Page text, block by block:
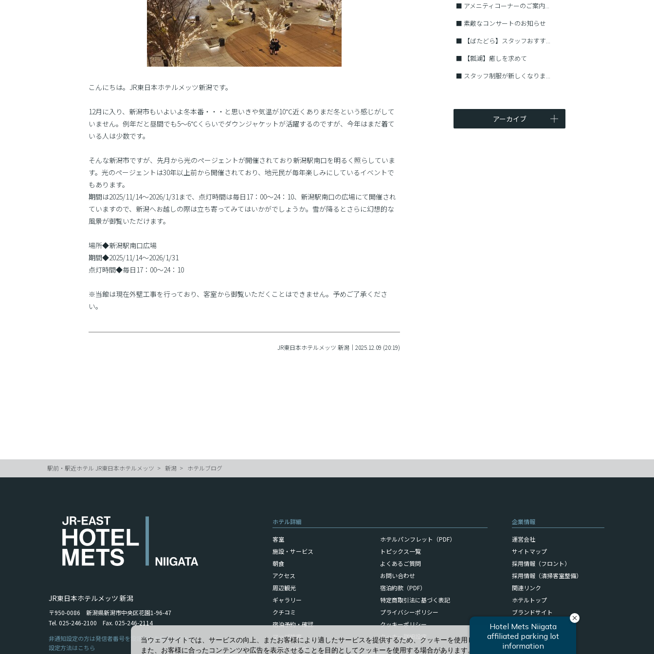
こんにちは。JR東日本ホテルメッツ新潟です。
12月に入り、新潟市もいよいよ冬本番・・・と思いきや気温が10℃近くありまだ冬という感じがして
いません。例年だと昼間でも5〜6℃くらいでダウンジャケットが活躍するのですが、今年はまだ着て
いる人は少数です。
そんな新潟市ですが、先月から光のページェントが開催されており新潟駅南口を明るく照らしていま
す。光のページェントは30年以上前から開催されており、地元民が毎年楽しみにしているイベントで
もあります。
期間は2025/11/14〜2026/1/31まで、点灯時間は毎日17：00〜24：10、新潟駅南口の広場にて開催され
ていますので、新潟へお越しの際は立ち寄ってみてはいかがでしょうか。雪が降るとさらに幻想的な
風景が御覧いただけます。
場所◆新潟駅南口広場
期間◆2025/11/14〜2026/1/31
点灯時間◆毎日17：00〜24：10
※当館は現在外壁工事を行っており、客室から御覧いただくことはできません。予めご了承くださ
い。
JR東日本ホテルメッツ 新潟｜2025.12.09 (20:19)
■ アメニティコーナーのご案内...
■ 素敵なコンサートのお知らせ
■
【ばたどら】スタッフおすす...
■
【瓢湖】癒しを求めて
■ スタッフ制服が新しくなりま...
アーカイブ
駅前・駅近ホテル JR東日本ホテルメッツ 新潟 ホテルブログ
ホテル詳細
客室
施設・サービス
朝食
アクセス
周辺観光
ギャラリー
クチコミ
宿泊予約・確認
マップ検索
ホテルブログ
ホテルパンフレット（PDF）
トピックス一覧
よくあるご質問
お問い合わせ
宿泊約款（PDF）
特定商取引法に基づく表記
プライバシーポリシー
クッキーポリシー
クッキー詳細設定
企業情報
運営会社
サイトマップ
採用情報（フロント）
採用情報（清掃客室整備）
関連リンク
ホテルトップ
ブランドサイト
JR東日本ホテルメッツ 新潟
〒950-0086 新潟県新潟市中央区花園1-96-47
Tel. 025-246-2100 Fax. 025-246-2114
非通知設定の方は発信者番号を設定の上お電話ください。
設定方法はこちら
当ウェブサイトでは、サービスの向上、またお客様により適したサービスを提供するため、クッキーを使用しています。
また、お客様に合ったコンテンツや広告を表示させることを目的としてクッキーを使用する場合があります。